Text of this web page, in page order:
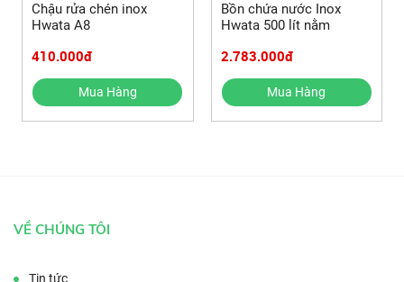
Chậu rửa chén inox
Hwata A8
410.000đ
Mua Hàng
Bồn chứa nước Inox
Hwata 500 lít nằm
2.783.000đ
Mua Hàng
VỀ CHÚNG TÔI
Tin tức